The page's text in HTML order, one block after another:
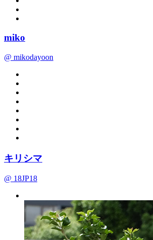
miko
@ mikodayoon
キリシマ
@ 18JP18